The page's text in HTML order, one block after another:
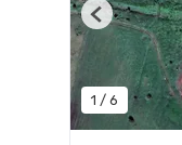
1 / 6
Previous